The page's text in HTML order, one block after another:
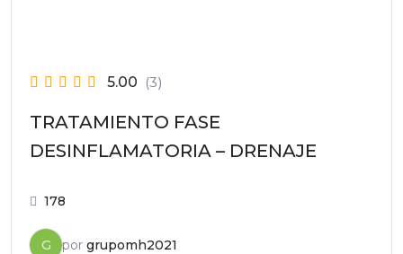
5.00 (3)
TRATAMIENTO FASE
DESINFLAMATORIA – DRENAJE
178
G por grupomh2021